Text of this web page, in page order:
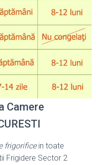
Camere
frigorificein toate
Frigidere Sector 2